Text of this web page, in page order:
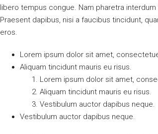
libero tempus congue. Nam pharetra
Praesent dapibus, nisi a faucibus tincidunt,
eros.
Lorem ipsum dolor sit amet,
Aliquam tincidunt mauris eu risus.
Lorem ipsum dolor sit amet,
Aliquam tincidunt mauris eu risus.
Vestibulum auctor dapibus neque.
Vestibulum auctor dapibus neque.